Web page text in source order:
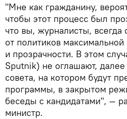
"Мне как гражданину,
чтобы этот процесс был
что вы, журналисты, всегда
от политиков максимальной
и прозрачности. В этом
Sputnik) не оглашают,
совета, на котором будут
программы, в закрытом
беседы с кандидатами", —
министр.